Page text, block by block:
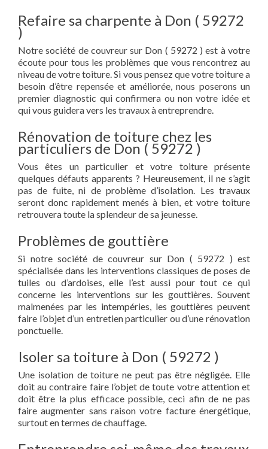
Refaire sa charpente à Don ( 59272
)
Notre société de couvreur sur Don ( 59272 ) est à votre
écoute pour tous les problèmes que vous rencontrez au
niveau de votre toiture. Si vous pensez que votre toiture a
besoin d’être repensée et améliorée, nous poserons un
premier diagnostic qui confirmera ou non votre idée et
qui vous guidera vers les travaux à entreprendre.
Rénovation de toiture chez les
particuliers de Don ( 59272 )
Vous êtes un particulier et votre toiture présente
quelques défauts apparents ? Heureusement, il ne s’agit
pas de fuite, ni de problème d’isolation. Les travaux
seront donc rapidement menés à bien, et votre toiture
retrouvera toute la splendeur de sa jeunesse.
Problèmes de gouttière
Si notre société de couvreur sur Don ( 59272 ) est
spécialisée dans les interventions classiques de poses de
tuiles ou d’ardoises, elle l’est aussi pour tout ce qui
concerne les interventions sur les gouttières. Souvent
malmenées par les intempéries, les gouttières peuvent
faire l’objet d’un entretien particulier ou d’une rénovation
ponctuelle.
Isoler sa toiture à Don ( 59272 )
Une isolation de toiture ne peut pas être négligée. Elle
doit au contraire faire l’objet de toute votre attention et
doit être la plus efficace possible, ceci afin de ne pas
faire augmenter sans raison votre facture énergétique,
surtout en termes de chauffage.